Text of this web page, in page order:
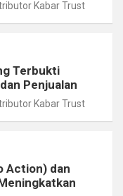
Kabar Trust
Terbukti
Penjualan
Kabar Trust
Action) dan